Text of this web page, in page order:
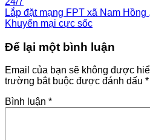
Lắp đặt mạng FPT xã Nam
Khuyến mại cực sốc
Để lại một bình luận
Email của bạn sẽ không được
trường bắt buộc được đánh dấu *
Bình luận *